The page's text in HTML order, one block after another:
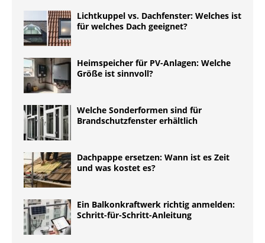
Lichtkuppel vs. Dachfenster: Welches ist
für welches Dach geeignet?
Heimspeicher für PV-Anlagen: Welche
Größe ist sinnvoll?
Welche Sonderformen sind für
Brandschutzfenster erhältlich
Dachpappe ersetzen: Wann ist es Zeit
und was kostet es?
Ein Balkonkraftwerk richtig anmelden:
Schritt-für-Schritt-Anleitung